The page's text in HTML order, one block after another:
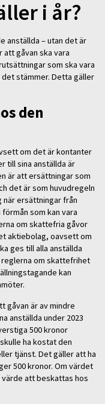
i år?
anställda – utan det är
gåvan ska vara
som ska vara
stämmer. Detta gäller
den
om det är kontanter
till sina anställda är
är att ersättningar som
det är som huvudregeln
ersättningar från
som kan vara
om skattefria gåvor
aktiebolag, oavsett om
ges till alla anställda
om skattefrihet
kan
gåvan är av mindre
anställda under 2023
500 kronor
ha kostat den
tjänst. Det gäller att ha
500 kronor. Om värdet
att beskattas hos